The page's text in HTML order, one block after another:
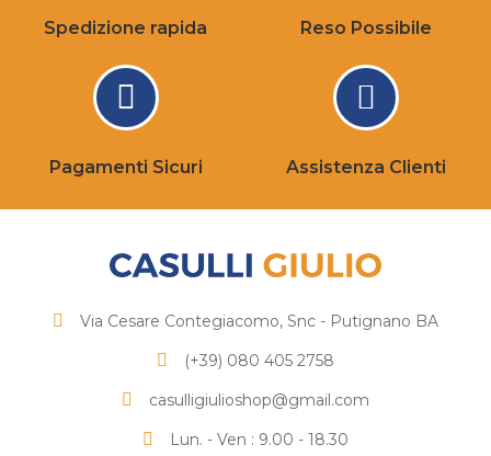
Spedizione rapida Reso Possibile
Pagamenti Sicuri Assistenza Clienti
Via Cesare Contegiacomo, Snc - Putignano BA
(+39) 080 405 2758
casulligiulioshop@gmail.com
Lun. - Ven : 9.00 - 18.30